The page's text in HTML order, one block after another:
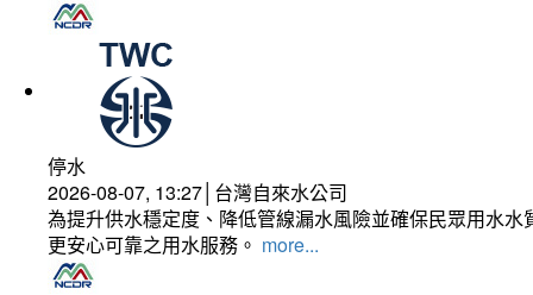
停水
2026-08-07, 13:27│台灣自來水公司
為提升供水穩定度、降低管線漏水風險並確保民眾用水
更安心可靠之用水服務。 more...